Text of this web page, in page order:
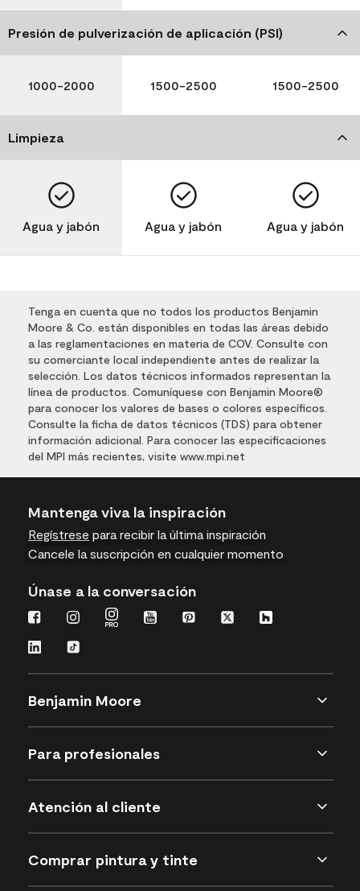
Presión de pulverización de aplicación (PSI)
1000-2000 1500-2500 1500-2500
Limpieza
Agua y jabón Agua y jabón Agua y jabón
Tenga en cuenta que no todos los productos Benjamin
Moore & Co. están disponibles en todas las áreas debido
a las reglamentaciones en materia de COV. Consulte con
su comerciante local independiente antes de realizar la
selección. Los datos técnicos informados representan la
línea de productos. Comuníquese con Benjamin Moore®
para conocer los valores de bases o colores específicos.
Consulte la ficha de datos técnicos (TDS) para obtener
información adicional. Para conocer las especificaciones
del MPI más recientes, visite www.mpi.net
Mantenga viva la inspiración
Regístrese para recibir la última inspiración
Cancele la suscripción en cualquier momento
Únase a la conversación
Benjamin Moore
Para profesionales
Atención al cliente
Comprar pintura y tinte